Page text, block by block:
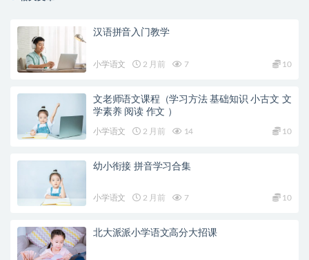
汉语拼音入门教学
小学语文 2 月前 7 10
文老师语文课程（学习方法 基础知识 小古文 文
学素养 阅读 作文 ）
小学语文 2 月前 14 10
幼小衔接 拼音学习合集
小学语文 2 月前 7 10
北大派派小学语文高分大招课